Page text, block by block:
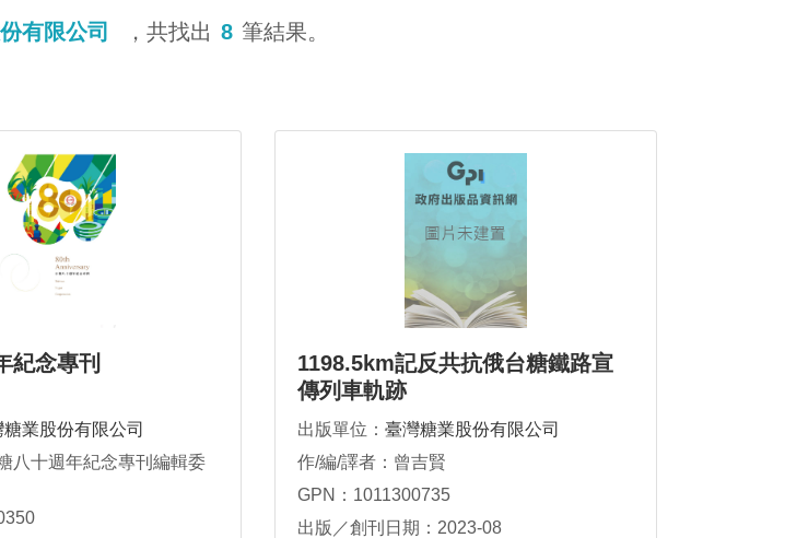
有限公司 ，共找出 8 筆結果。
紀念專刊
糖業股份有限公司
八十週年紀念專刊編輯委
1198.5km記反共抗俄台糖鐵路宣
傳列車軌跡
出版單位： 臺灣糖業股份有限公司
作/編/譯者：曾吉賢
GPN：1011300735
出版／創刊日期：2023-08